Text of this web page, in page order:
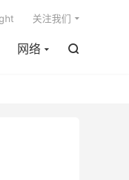
网络 
关注我们